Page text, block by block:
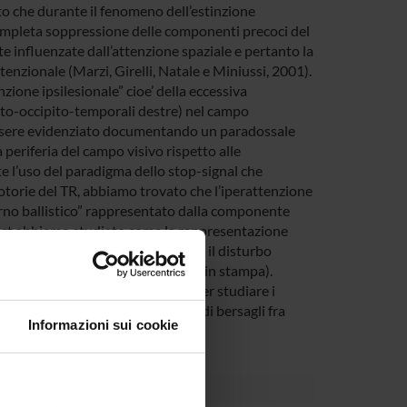
Informazioni sui cookie
che durante il fenomeno dell’estinzione
soppressione delle componenti precoci del
influenzate dall’attenzione spaziale e pertanto la
(Marzi, Girelli, Natale e Miniussi, 2001).
ipsilesionale” cioe’ della eccessiva
occipito-temporali destre) nel campo
evidenziato documentando un paradossale
periferia del campo visivo rispetto alle
l’uso del paradigma dello stop-signal che
del TR, abbiamo trovato che l’iperattenzione
ballistico” rappresentato dalla componente
abbiamo studiato come la rappresentazione
studi hanno dimostrato che il disturbo
quella endogena (Marzi et al, in stampa).
un paradigma di ricerca visiva per studiare i
del meccanismo di ricerca di bersagli fra